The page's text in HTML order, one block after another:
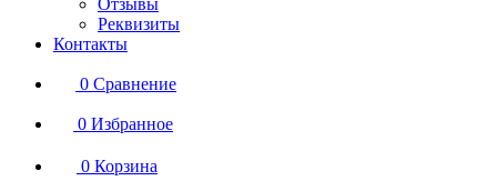
Отзывы
Реквизиты
Контакты
0 Сравнение
0 Избранное
0 Корзина